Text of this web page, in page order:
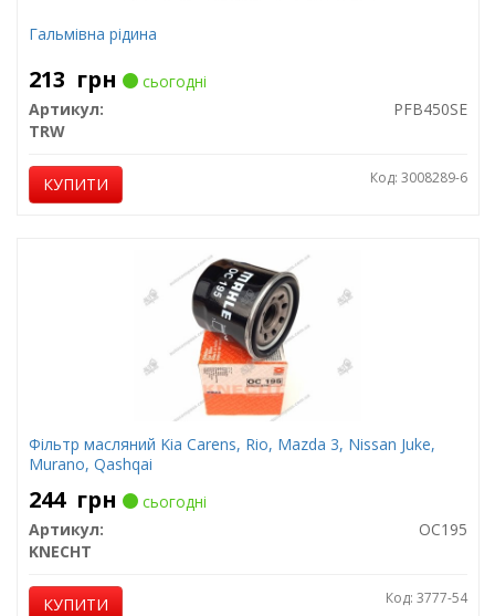
Гальмівна рідина
213 грн
сьогодні
Артикул:
PFB450SE
TRW
КУПИТИ Код: 3008289-6
Фільтр масляний Kia Carens, Rio, Mazda 3, Nissan Juke,
Murano, Qashqai
244 грн
сьогодні
Артикул:
OC195
KNECHT
КУПИТИ Код: 3777-54